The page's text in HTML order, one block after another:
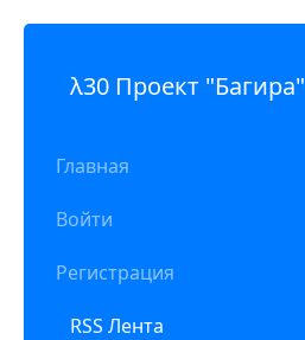
λ30 Проект "Багира"
Главная
Войти
Регистрация
RSS Лента